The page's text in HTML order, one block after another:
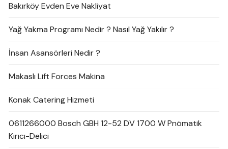
Bakırköy Evden Eve Nakliyat
Yağ Yakma Programı Nedir ? Nasıl Yağ Yakılır ?
İnsan Asansörleri Nedir ?
Makaslı Lift Forces Makina
Konak Catering Hizmeti
0611266000 Bosch GBH 12-52 DV 1700 W Pnömatik
Kırıcı-Delici